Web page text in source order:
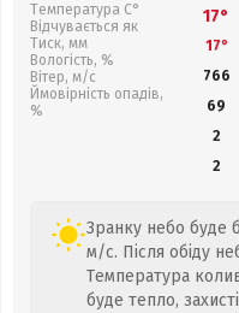
Температура С°
Відчувається як
Тиск, мм
Вологість, %
Вітер, м/с
Ймовірність опадів,
%
17°
17°
766
69
2
2
Зранку небо буде
м/с. Після обіду
Температура
буде тепло,